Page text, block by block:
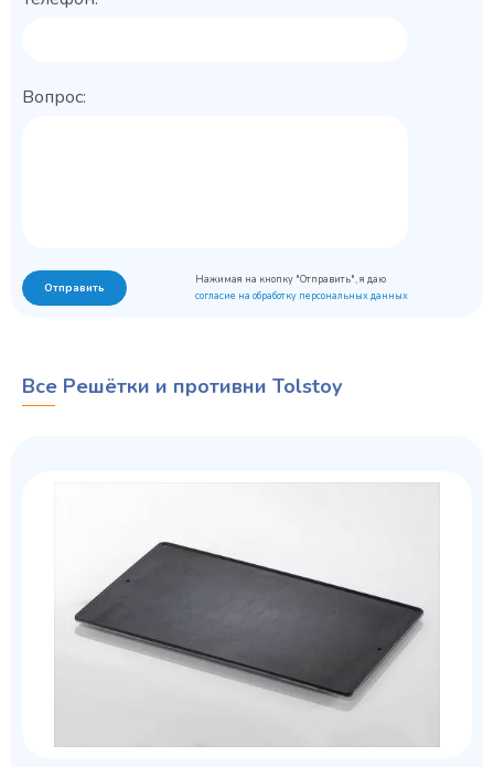
Вопрос:
Отправить
Нажимая на кнопку "Отправить", я даю
согласие на обработку персональных данных
Все Решётки и противни Tolstoy